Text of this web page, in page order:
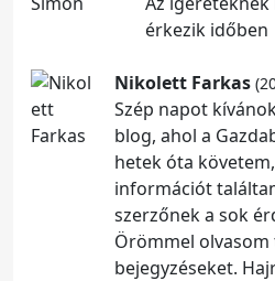
érkezik időben
Nikolett Farkas
Szép napot
blog, ahol a
hetek óta
információt
szerzőnek a sok
Örömmel olvasom
bejegyzéseket.